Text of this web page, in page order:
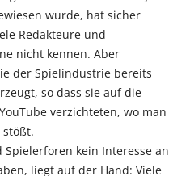
wurde, hat sicher
Redakteure und
nicht kennen. Aber
der Spielindustrie bereits
so dass sie auf die
verzichteten, wo man
stößt.
kein Interesse an
liegt auf der Hand: Viele